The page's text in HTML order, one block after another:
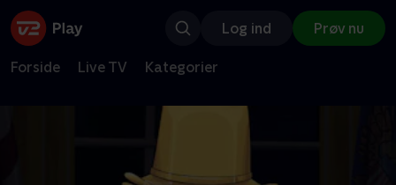
Log ind Prøv nu
Forside Live TV Kategorier